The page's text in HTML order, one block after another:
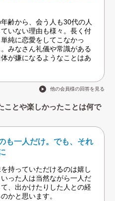
齢から、会う人も30代の人
いない理由も様々。長く付
純に恋愛をしてこなかっ
みなさん礼儀や常識がある
が嫌になるようなことはあ
他の会員様の回答を見る
ことや楽しかったことは何で
も一人だけ。でも、それ
持っていただけるのは嬉し
った人は当然ながら一人だ
、出かけたりした人との経
かと思います。